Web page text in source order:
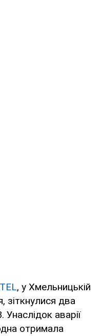
, у Хмельницькій
зіткнулися два
аварії
отримала